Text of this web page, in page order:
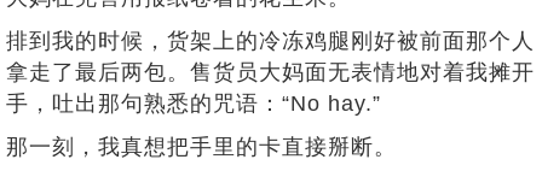
排到我的时候，货架上的冷冻鸡腿刚好被前面那个人
拿走了最后两包。售货员大妈面无表情地对着我摊开
手，吐出那句熟悉的咒语：“No hay.”
那一刻，我真想把手里的卡直接掰断。